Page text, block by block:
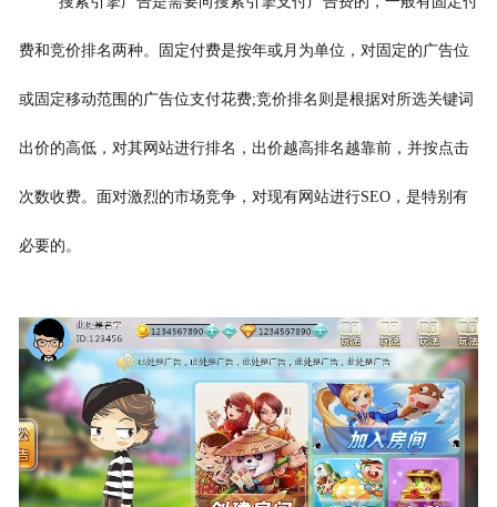
费和竞价排名两种。固定付费是按年或月为单位，对固定的广告位
或固定移动范围的广告位支付花费;竞价排名则是根据对所选关键词
出价的高低，对其网站进行排名，出价越高排名越靠前，并按点击
次数收费。面对激烈的市场竞争，对现有网站进行SEO，是特别有
必要的。